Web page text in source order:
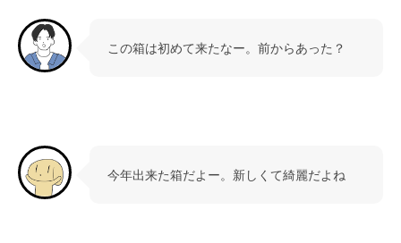
この箱は初めて来たなー。前からあった？
今年出来た箱だよー。新しくて綺麗だよね